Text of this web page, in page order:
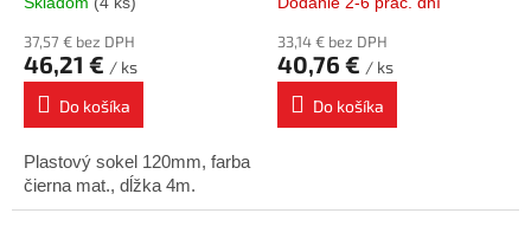
37,57 € bez DPH
46,21 € / ks
Do košíka
Plastový sokel 120mm, farba
čierna mat., dĺžka 4m.
33,14 € bez DPH
40,76 € / ks
Do košíka